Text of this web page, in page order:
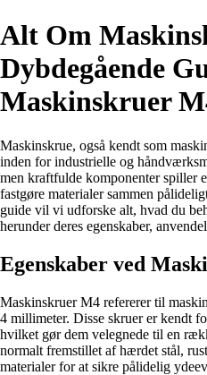
Alt Om
Dybdegående
Maskinskruer
Maskinskrue, også kendt som
inden for industrielle og
men kraftfulde komponenter spiller
fastgøre materialer sammen
guide vil vi udforske alt, hvad du
herunder deres egenskaber,
Egenskaber ved
Maskinskruer M4 refererer til
4 millimeter. Disse skruer er kendt
hvilket gør dem velegnede til en
normalt fremstillet af hærdet stål,
materialer for at sikre pålidelig